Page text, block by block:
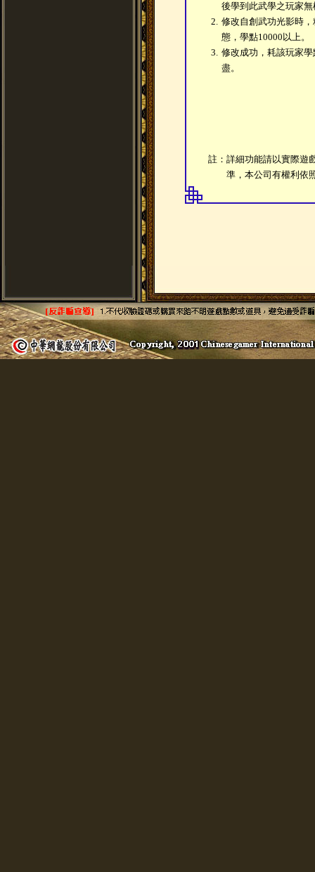
後學到此武學之玩家
2. 修改自創武功光影時
態，學點10000以上。
3. 修改成功，耗該玩家
盡。
註：詳細功能請以實際遊
準，本公司有權利依